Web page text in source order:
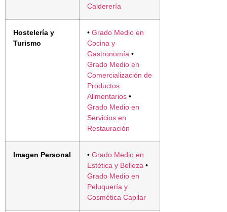
Calderería
Hostelería y
Turismo
• Grado Medio en
Cocina y
Gastronomía •
Grado Medio en
Comercialización de
Productos
Alimentarios •
Grado Medio en
Servicios en
Restauración
Imagen Personal • Grado Medio en
Estética y Belleza •
Grado Medio en
Peluquería y
Cosmética Capilar